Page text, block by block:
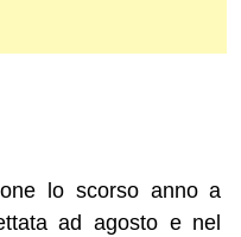
lo scorso anno a
ad agosto e nel